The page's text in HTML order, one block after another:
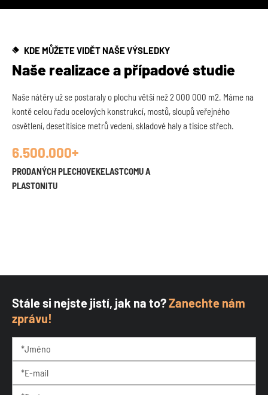
KDE MŮŽETE VIDĚT NAŠE VÝSLEDKY
Naše realizace a případové studie
Naše nátěry už se postaraly o plochu větší než 2 000 000 m2. Máme na
kontě celou řadu ocelových konstrukcí, mostů, sloupů veřejného
osvětlení, desetitisíce metrů vedení, skladové haly a tisíce střech.
6.500.000+
PRODANÝCH PLECHOVEKELASTCOMU A
PLASTONITU
Stále si nejste jistí, jak na to?Zanechte nám
zprávu!